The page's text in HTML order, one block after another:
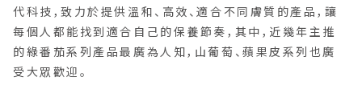
代科技，致力於提供溫和、高效、適合不同膚質的產品，讓
每個人都能找到適合自己的保養節奏，其中，近幾年主推
的綠番茄系列產品最廣為人知，山葡萄、蘋果皮系列也廣
受大眾歡迎。